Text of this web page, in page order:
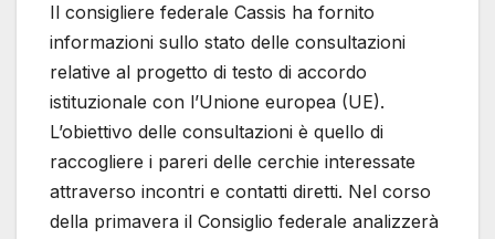
Il consigliere federale Cassis ha fornito
informazioni sullo stato delle consultazioni
relative al progetto di testo di accordo
istituzionale con l’Unione europea (UE).
L’obiettivo delle consultazioni è quello di
raccogliere i pareri delle cerchie interessate
attraverso incontri e contatti diretti. Nel corso
della primavera il Consiglio federale analizzerà